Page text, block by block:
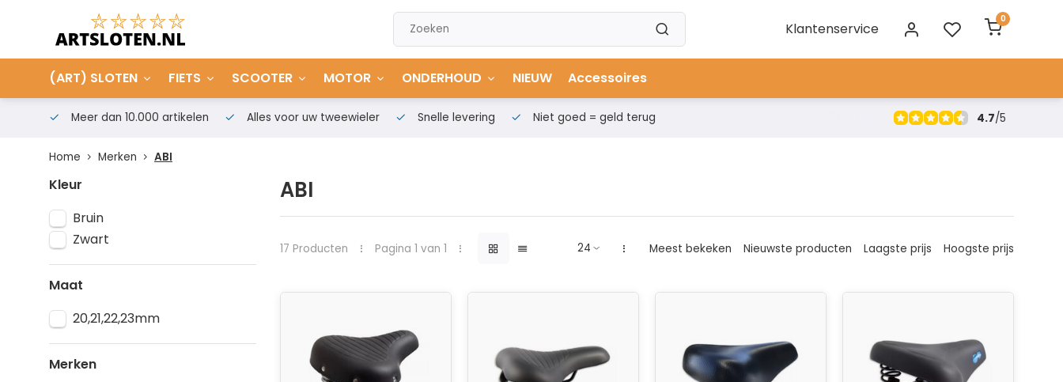
Klantenservice
0
(ART) SLOTEN FIETS SCOOTER MOTOR ONDERHOUD NIEUW Accessoires
Meer dan 10.000 artikelen Alles voor uw tweewieler Snelle levering Niet goed = geld terug 4.7/5
Home Merken ABI
Kleur
Bruin
Zwart
Maat
20,21,22,23mm
Merken
ABI
17 Producten Pagina 1 van 1 Meest bekeken Nieuwste producten Laagste prijs Hoogste prijs